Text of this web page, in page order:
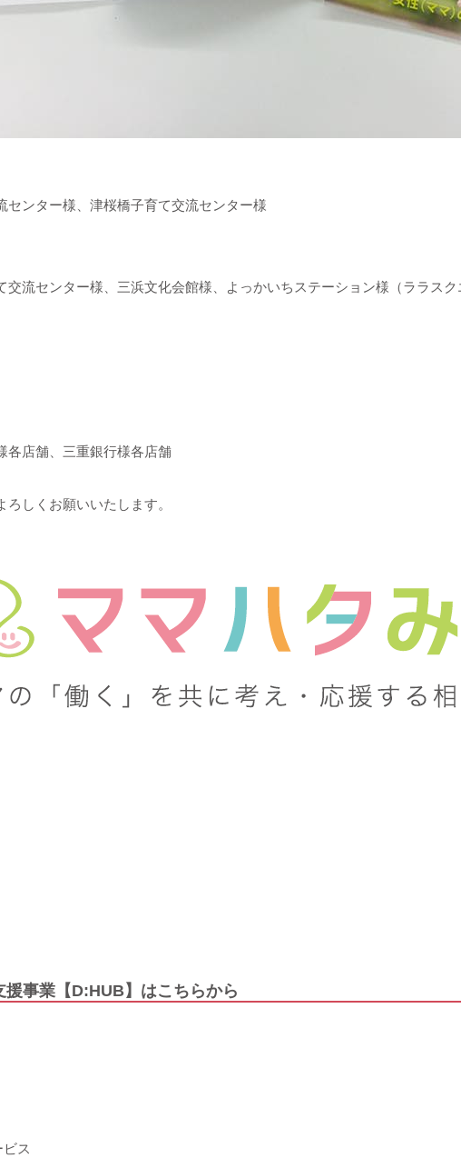
センター様、津桜橋子育て交流センター様
交流センター様、三浜文化会館様、よっかいちステーション様（ララス
各店舗、三重銀行様各店舗
ろしくお願いいたします。
事業【D:HUB】はこちらから
ス